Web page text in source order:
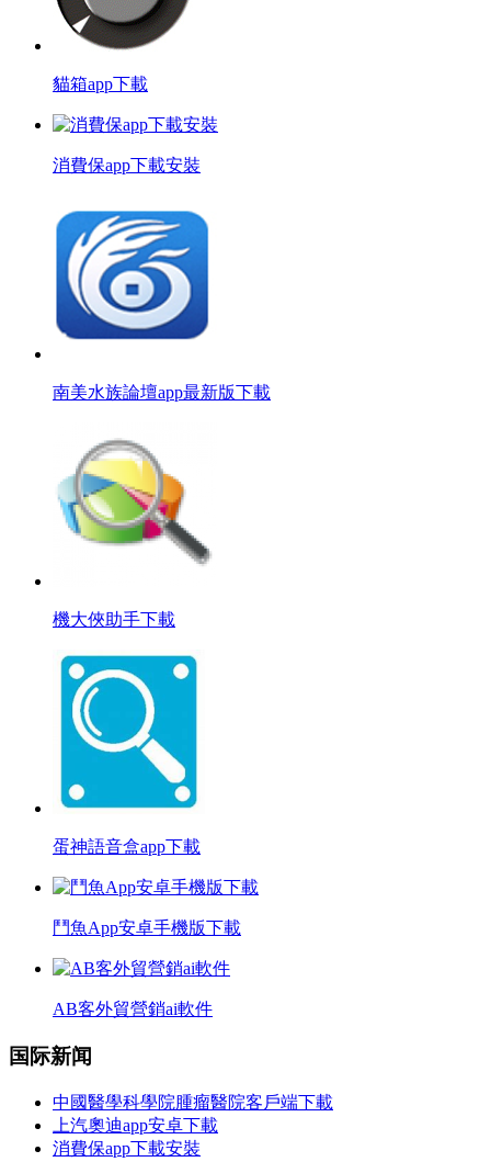
貓箱app下載
消費保app下載安裝
南美水族論壇app最新版下載
機大俠助手下載
蛋神語音盒app下載
鬥魚App安卓手機版下載
AB客外貿營銷ai軟件
国际新闻
中國醫學科學院腫瘤醫院客戶端下載
上汽奧迪app安卓下載
消費保app下載安裝